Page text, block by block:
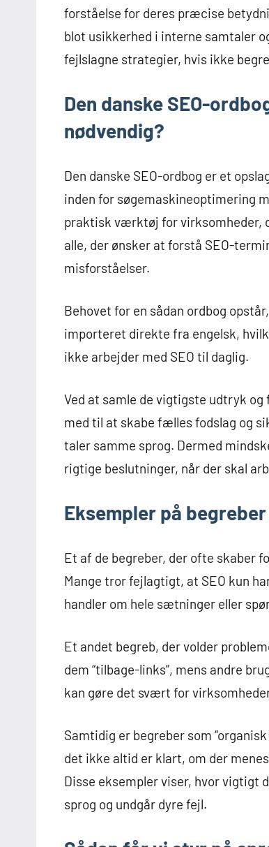
forståelse for deres præcise
blot usikkerhed i interne samtaler
fejlslagne strategier, hvis ikke
Den danske SEO-
nødvendig?
Den danske SEO-ordbog er et
inden for søgemaskineoptimering
praktisk værktøj for virksomheder,
alle, der ønsker at forstå SEO-
misforståelser.
Behovet for en sådan ordbog
importeret direkte fra engelsk,
ikke arbejder med SEO til daglig.
Ved at samle de vigtigste udtryk
med til at skabe fælles fodslag og
taler samme sprog. Dermed
rigtige beslutninger, når der skal
Eksempler på
Et af de begreber, der ofte skaber
Mange tror fejlagtigt, at SEO kun
handler om hele sætninger eller
Et andet begreb, der volder
dem “tilbage-links”, mens andre
kan gøre det svært for
Samtidig er begreber som
det ikke altid er klart, om der
Disse eksempler viser, hvor vigtigt
sprog og undgår dyre fejl.